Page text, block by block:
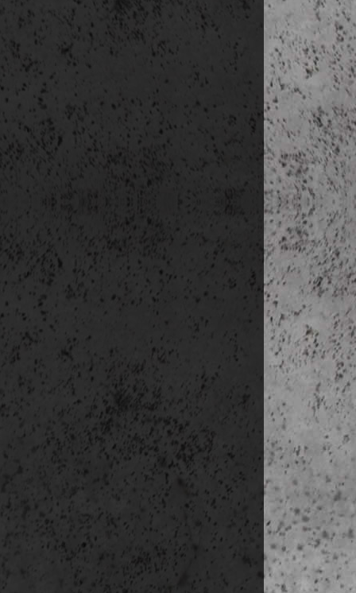
Levelezési
E-mail címek
Regisztráció
IP cím
A
erre
Ön, mint
tekintetben
valamint a
Hírlevél
A weblap
jogszabályi
Az
nélkül
Az
kezelje.
köteles
Az
Az
Az
meg. Ön
alapján.
Az
Az adatok
levélben a
megjelölni: